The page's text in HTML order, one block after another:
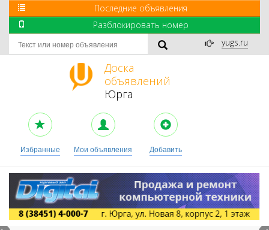
Последние объявления
Разблокировать номер
yugs.ru
Доска
объявлений
Юрга
Избранные Мои объявления Добавить